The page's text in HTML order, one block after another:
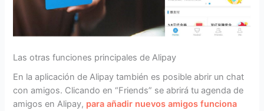
Las otras funciones principales de Alipay
En la aplicación de Alipay también es posible abrir un chat
con amigos. Clicando en “Friends” se abrirá tu agenda de
amigos en Alipay, para añadir nuevos amigos funciona